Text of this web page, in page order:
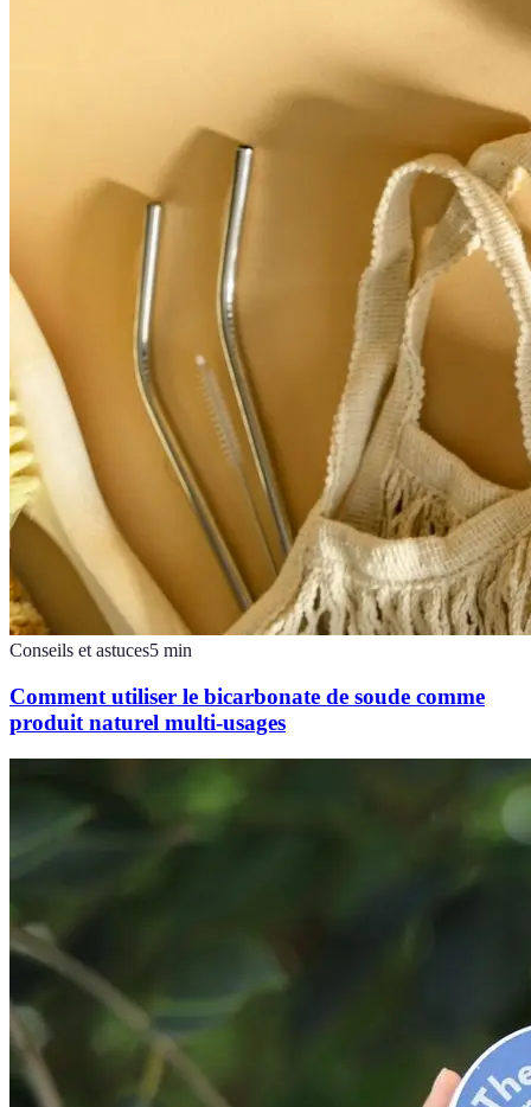
Conseils et astuces5 min
Comment utiliser le bicarbonate de soude comme
produit naturel multi-usages